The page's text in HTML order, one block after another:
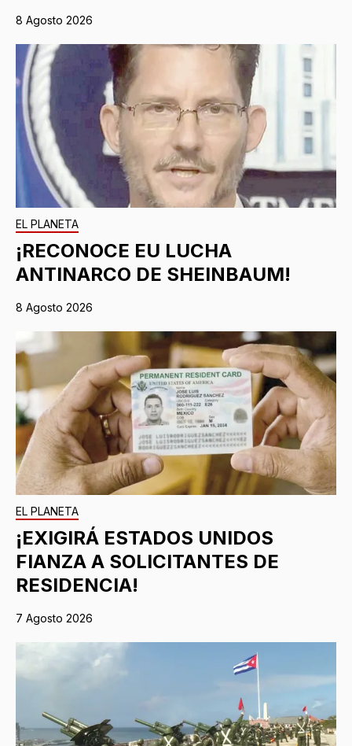
8 Agosto 2026
EL PLANETA
¡RECONOCE EU LUCHA
ANTINARCO DE SHEINBAUM!
8 Agosto 2026
EL PLANETA
¡EXIGIRÁ ESTADOS UNIDOS
FIANZA A SOLICITANTES DE
RESIDENCIA!
7 Agosto 2026